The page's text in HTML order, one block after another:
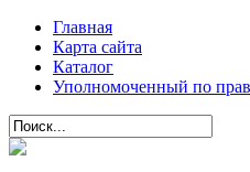
Главная
Карта сайта
Каталог
Уполномоченный по